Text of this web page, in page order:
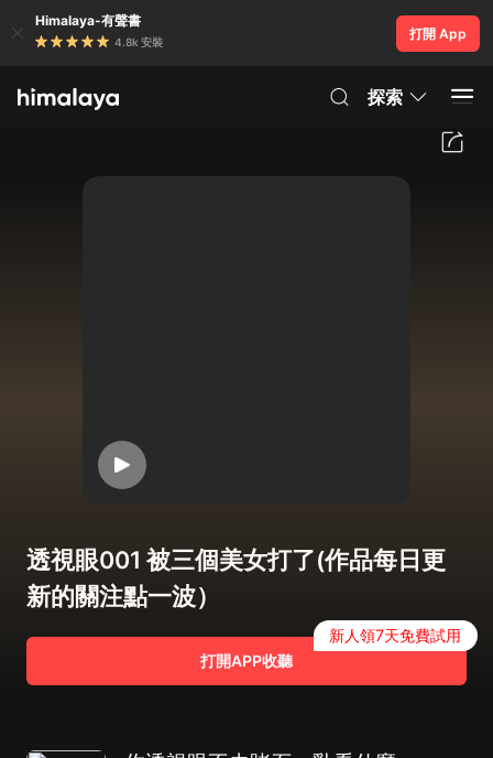
Himalaya-有聲書
4.8k 安裝
打開 App
探索
透視眼001 被三個美女打了(作品每日更
新的關注點一波）
打開APP收聽
新人領7天免費試用